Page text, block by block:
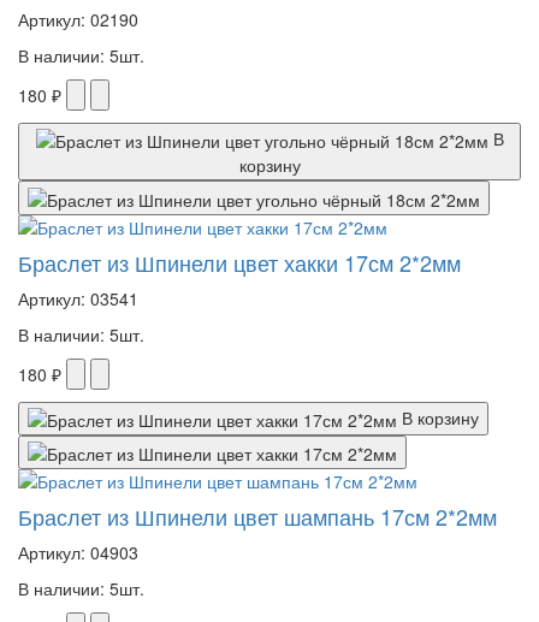
Артикул: 02190
В наличии: 5шт.
180 ₽
В
корзину
Браслет из Шпинели цвет хакки 17см 2*2мм
Артикул: 03541
В наличии: 5шт.
180 ₽
В корзину
Браслет из Шпинели цвет шампань 17см 2*2мм
Артикул: 04903
В наличии: 5шт.